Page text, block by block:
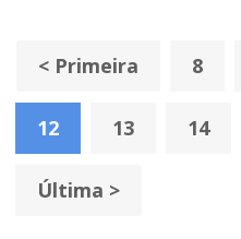
< Primeira 8
12 13 14
Última >